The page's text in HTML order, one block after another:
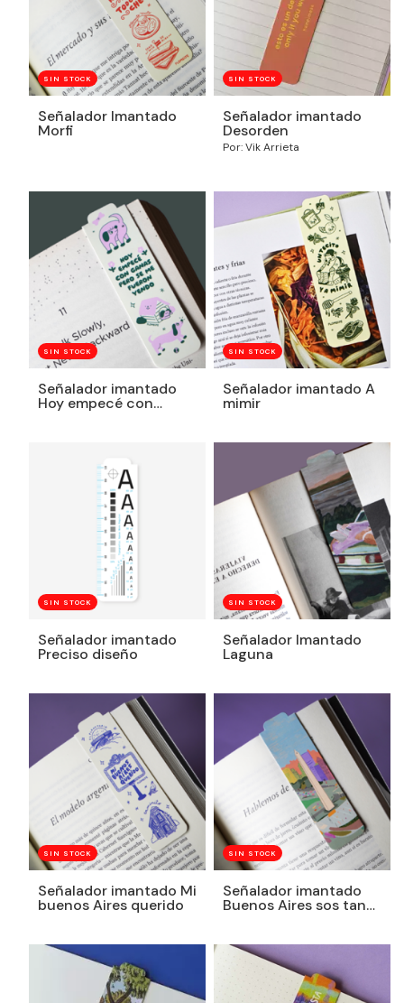
SIN STOCK
Señalador Imantado
Morfi
SIN STOCK
Señalador imantado
Desorden
Por: Vik Arrieta
SIN STOCK
Señalador imantado
Hoy empecé con
SIN STOCK
Señalador imantado A
mimir
SIN STOCK
Señalador imantado
Preciso diseño
SIN STOCK
Señalador Imantado
Laguna
SIN STOCK
Señalador imantado Mi
buenos Aires querido
SIN STOCK
Señalador imantado
Buenos Aires sos tan